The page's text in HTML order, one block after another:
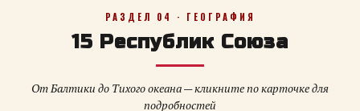
РАЗДЕЛ 04 · ГЕОГРАФИЯ
15 Республик Союза
От Балтики до Тихого океана — кликните по карточке для
подробностей